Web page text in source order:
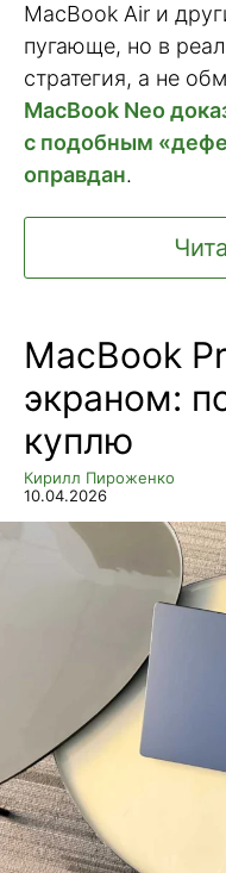
MacBook Air и
пугающе, но в
стратегия, а не
MacBook Neo
с подобным
оправдан.
MacBook
экраном:
куплю
Кирилл Пироженко
10.04.2026